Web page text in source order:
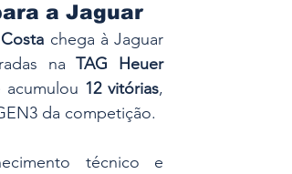
a Jaguar
chega à Jaguar
na TAG Heuer
12 vitórias,
da competição.
técnico e